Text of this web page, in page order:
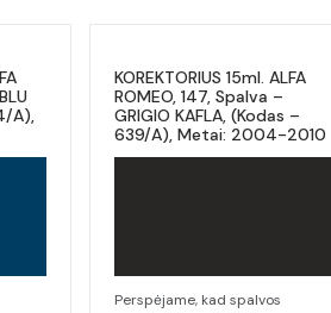
A),
KOREKTORIUS 15ml. ALFA
ROMEO, 147, Spalva –
GRIGIO KAFLA, (Kodas –
639/A), Metai: 2004-2010
Perspėjame, kad spalvos